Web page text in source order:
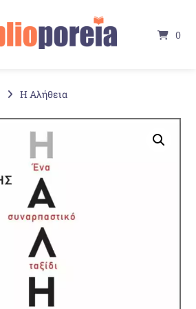
0
Η Αλήθεια